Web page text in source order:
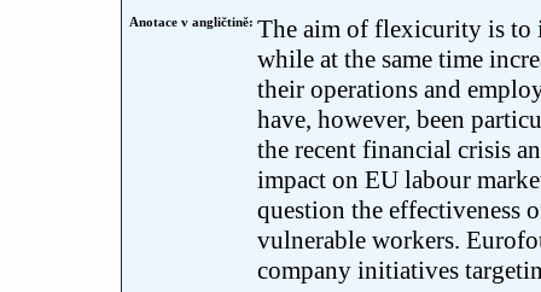
Anotace v angličtině: The aim of flexicurity is to
while at the same time
their operations and
have, however, been
the recent financial crisis
impact on EU labour
question the effectiveness
vulnerable workers.
company initiatives